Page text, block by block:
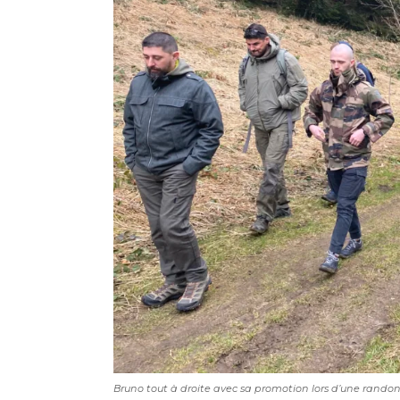
Bruno tout à droite avec sa promotion lors d’une